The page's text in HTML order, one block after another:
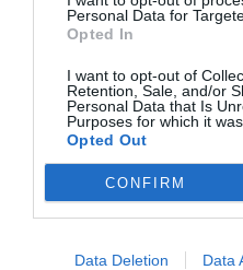
Personal Data for
Opted In
I want to opt-out of
Retention, Sale, and/or
Personal Data that Is
Purposes for which it
Opted Out
CONFIRM
Data Deletion Data